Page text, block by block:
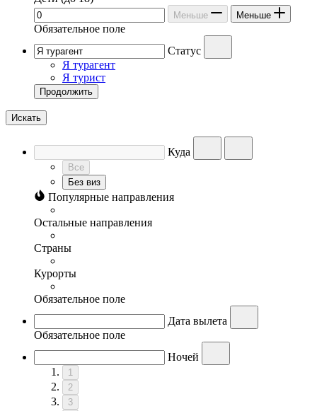
Меньше Меньше
Обязательное поле
Статус
Я турагент
Я турист
Продолжить
Искать
Куда
Все
Без виз
Популярные направления
Остальные направления
Страны
Курорты
Обязательное поле
Дата вылета
Обязательное поле
Ночей
1
2
3